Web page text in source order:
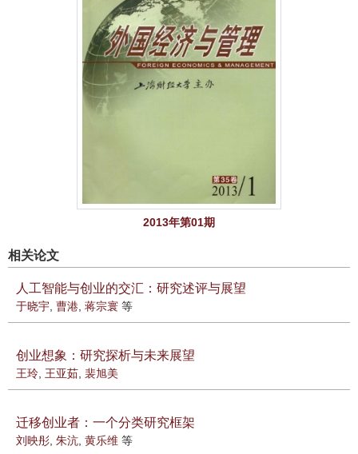
2013年第01期
相关论文
人工智能与创业的交汇：研究述评与展望
于晓宇 曹港 蒋宗寰 等
创业想象：研究探析与未来展望
王玲 王亚茹 裴旭美
迁移创业者：一个分类研究框架
刘映彤 朱沆 黄乐维 等